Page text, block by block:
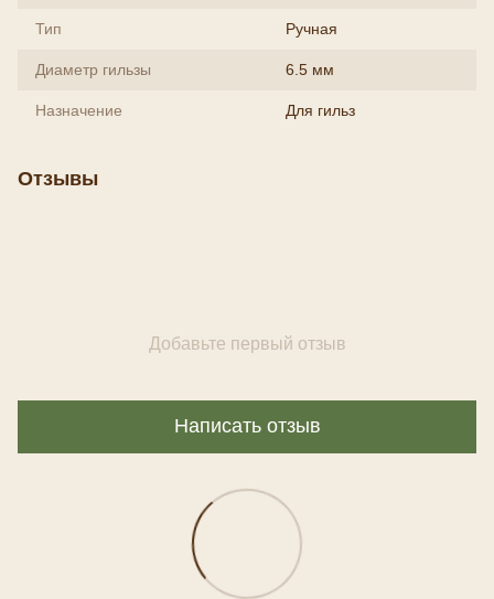
Тип Ручная
Диаметр гильзы 6.5 мм
Назначение Для гильз
Отзывы
Добавьте первый отзыв
Написать отзыв